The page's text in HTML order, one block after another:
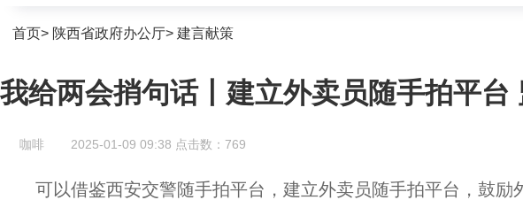
首页> 陕西省政府办公厅> 建言献策
我给两会捎句话丨建立外卖员随手拍平台
咖啡 2025-01-09 09:38 点击数： 769
可以借鉴西安交警随手拍平台，建立外卖员随手拍平台，鼓